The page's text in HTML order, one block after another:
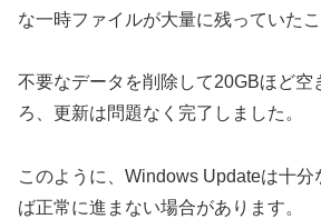
な一時ファイルが大量に残っていた
不要なデータを削除して20GBほど空
ろ、更新は問題なく完了しました。
このように、Windows Updateは十
ば正常に進まない場合があります。